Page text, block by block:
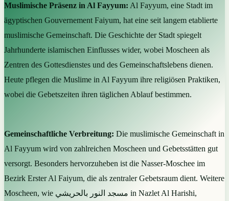
Muslimische Präsenz in Al Fayyum: Al Fayyum, eine Stadt im
ägyptischen Gouvernement Faiyum, hat eine seit langem etablierte
muslimische Gemeinschaft. Die Geschichte der Stadt spiegelt
Jahrhunderte islamischen Einflusses wider, wobei Moscheen als
Zentren des Gottesdienstes und des Gemeinschaftslebens dienen.
Heute pflegen die Muslime in Al Fayyum ihre religiösen Praktiken,
wobei die Gebetszeiten ihren täglichen Ablauf bestimmen.
Gemeinschaftliche Verbreitung: Die muslimische Gemeinschaft in
Al Fayyum wird von zahlreichen Moscheen und Gebetsstätten gut
versorgt. Besonders hervorzuheben ist die Nasser-Moschee im
Bezirk Erster Al Faiyum, die als zentraler Gebetsraum dient. Weitere
Moscheen, wie مسجد النور بالحريشي in Nazlet Al Harishi,